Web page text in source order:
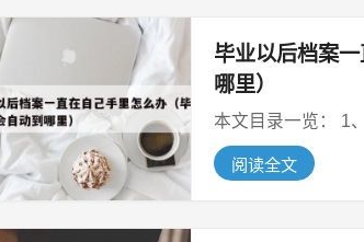
毕业以后档案
哪里）
阅读全文